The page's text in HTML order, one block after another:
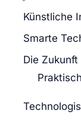
Künstliche
Smarte
Die